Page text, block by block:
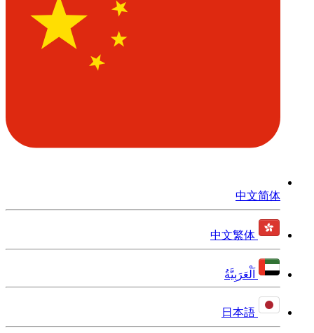
中文简体
中文繁体
اَلْعَرَبِيَّةُ
日本語